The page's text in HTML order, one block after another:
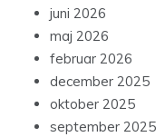
juni 2026
maj 2026
februar 2026
december 2025
oktober 2025
september 2025